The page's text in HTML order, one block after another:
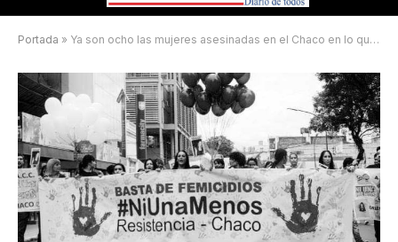
Portada » Ya son ocho las mujeres asesinadas en el Chaco en lo que va de 2025